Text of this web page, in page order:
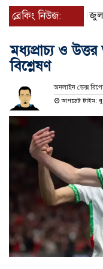
ব্রেকিং নিউজ:
মধ্যপ্রাচ্য ও
বিশ্লেষণ
অনলাইন ডেক্স
আপডেট টাইম: